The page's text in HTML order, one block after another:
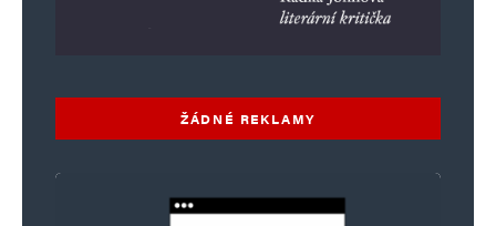
ŽÁDNÉ REKLAMY